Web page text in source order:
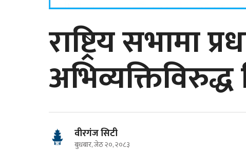
राष्ट्रिय सभामा
अभिव्यक्तिविरुद्ध
वीरगंज सिटी
बुधबार, जेठ २०, २०८३